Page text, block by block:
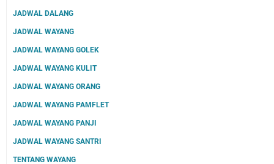
JADWAL DALANG
JADWAL WAYANG
JADWAL WAYANG GOLEK
JADWAL WAYANG KULIT
JADWAL WAYANG ORANG
JADWAL WAYANG PAMFLET
JADWAL WAYANG PANJI
JADWAL WAYANG SANTRI
TENTANG WAYANG